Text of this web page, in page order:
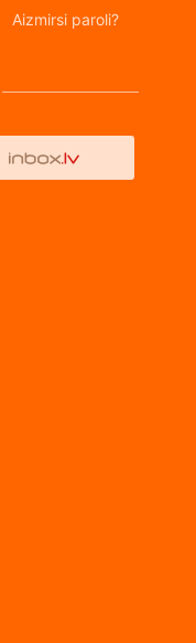
Aizmirsi paroli?